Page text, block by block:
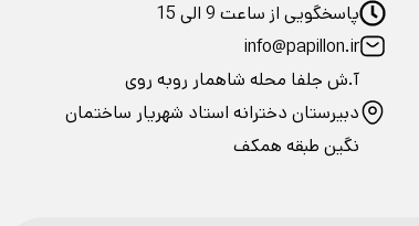
پاسخگویی از ساعت 9 الی 15
info@papillon.ir
آ.ش جلفا محله شاهمار روبه روی
دبیرستان دخترانه استاد شهریار ساختمان
نگین طبقه همکف